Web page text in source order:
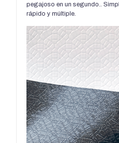
pegajoso en un segundo..
rápido y múltiple.